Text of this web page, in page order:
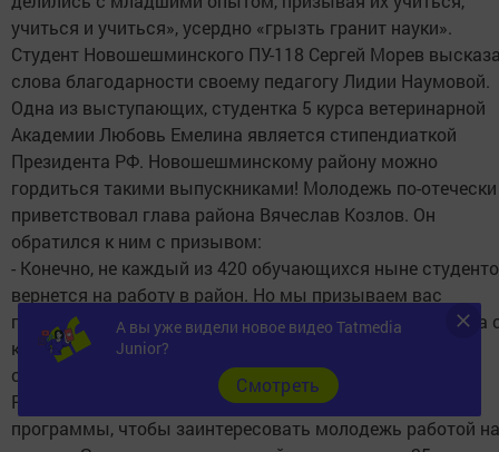
учиться и учиться», усердно «грызть гранит науки».
Студент Новошешминского ПУ-118 Сергей Морев
слова благодарности своему педагогу Лидии Наумовой.
Одна из выступающих, студентка 5 курса ветеринарной
Академии Любовь Емелина является стипендиаткой
Президента РФ. Новошешминскому району можно
гордиться такими выпускниками! Молодежь по-отечески
приветствовал глава района Вячеслав Козлов. Он
обратился к ним с призывом:
- Конечно, не каждый из 420 обучающихся ныне
вернется на работу в район. Но мы призываем вас
подумать, все взвесить. В районе остро стоит проблема
кадрами: не хватает учителей, медиков, бухгалтеров,
специалистов агропромышленного комплекса.
Республика выделяет различные гранты, реализует
программы, чтобы заинтересовать молодежь работой на
А вы уже видели новое видео Tatmedia
Junior?
Cмотреть